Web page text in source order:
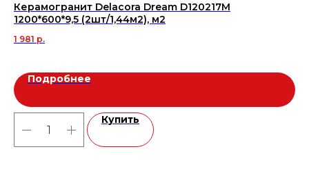
Керамогранит Delacora Dream D120217M
1200*600*9,5 (2шт/1,44м2), м2
1 981 р.
Подробнее
Купить